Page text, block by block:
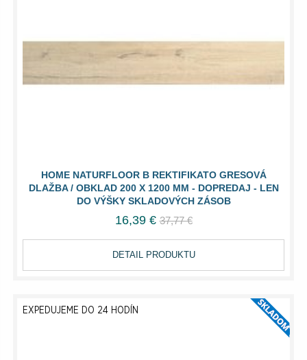
HOME NATURFLOOR B REKTIFIKATO GRESOVÁ
DLAŽBA / OBKLAD 200 X 1200 MM - DOPREDAJ - LEN
DO VÝŠKY SKLADOVÝCH ZÁSOB
16,39 € 37,77 €
DETAIL PRODUKTU
EXPEDUJEME DO 24 HODÍN